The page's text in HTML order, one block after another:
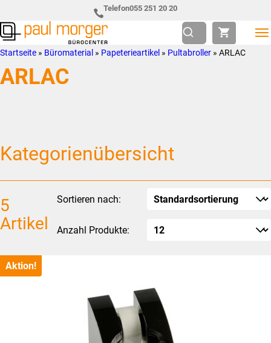
Hauptnavigation
springen
to
main
content
Telefon055 251 20 20
Paul
Morger
AG
so
individuell
wie
Startseite » Büromaterial » Papeterieartikel » Pultabroller » ARLAC
ARLAC
Kategorienübersicht
5
Artikel
Sortieren nach:
Anzahl Produkte:
Aktion!